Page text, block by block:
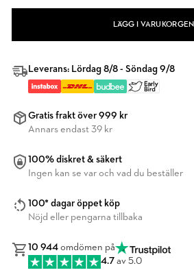
LÄGG I VARUKORGEN
Leverans: Lördag 8/8 - Söndag 9/8
Gratis frakt över 999 kr
Annars endast 39 kr
100% diskret & säkert
Ingen kan se var och vad du beställer
100* dagar öppet köp
Nöjd eller pengarna tillbaka
10 944 omdömen på
4.7 av 5.0